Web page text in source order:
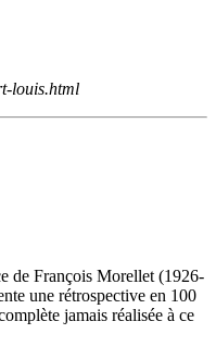
louis.html
de François Morellet (1926-
une rétrospective en 100
jamais réalisée à ce